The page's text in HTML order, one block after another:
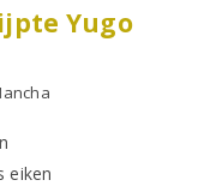
Yugo
eiken